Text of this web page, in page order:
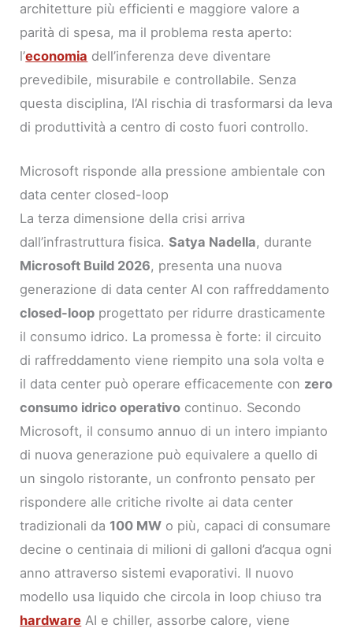
architetture più efficienti e maggiore valore a
parità di spesa, ma il problema resta aperto:
l’economia dell’inferenza deve diventare
prevedibile, misurabile e controllabile. Senza
questa disciplina, l’AI rischia di trasformarsi da leva
di produttività a centro di costo fuori controllo.
Microsoft risponde alla pressione ambientale con
data center closed-loop
La terza dimensione della crisi arriva
dall’infrastruttura fisica.Satya Nadella, durante
Microsoft Build 2026, presenta una nuova
generazione di data center AI con raffreddamento
closed-loop progettato per ridurre drasticamente
il consumo idrico. La promessa è forte: il circuito
di raffreddamento viene riempito una sola volta e
il data center può operare efficacemente con zero
consumo idrico operativo continuo. Secondo
Microsoft, il consumo annuo di un intero impianto
di nuova generazione può equivalere a quello di
un singolo ristorante, un confronto pensato per
rispondere alle critiche rivolte ai data center
tradizionali da 100 MW o più, capaci di consumare
decine o centinaia di milioni di galloni d’acqua ogni
anno attraverso sistemi evaporativi. Il nuovo
modello usa liquido che circola in loop chiuso tra
hardware AI e chiller, assorbe calore, viene